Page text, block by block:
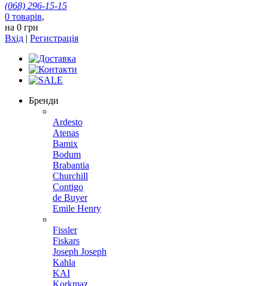
(068) 296-15-15
0 товарів,
на 0 грн
Вхід | Регистрація
Бренди
Ardesto
Atenas
Bamix
Bodum
Brabantia
Churchill
Contigo
de Buyer
Emile Henry
Fissler
Fiskars
Joseph Joseph
Kahla
KAI
Korkmaz